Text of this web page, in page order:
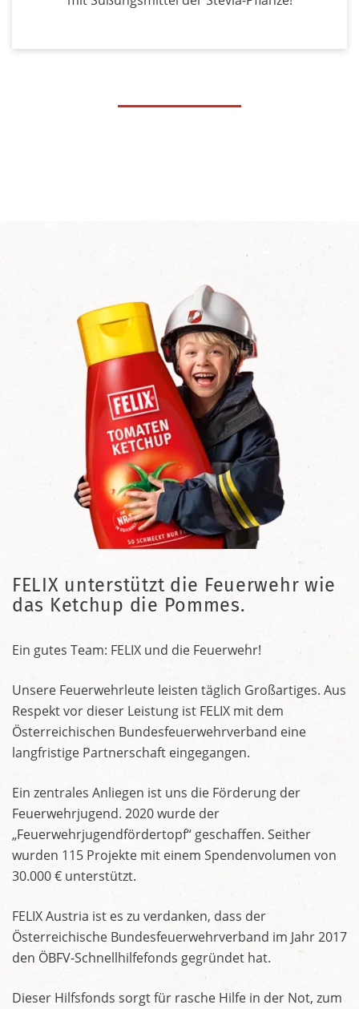
FELIX unterstützt die Feuerwehr wie
das Ketchup die Pommes.
Ein gutes Team: FELIX und die Feuerwehr!
Unsere Feuerwehrleute leisten täglich Großartiges. Aus
Respekt vor dieser Leistung ist FELIX mit dem
Österreichischen Bundesfeuerwehrverband eine
langfristige Partnerschaft eingegangen.
Ein zentrales Anliegen ist uns die Förderung der
Feuerwehrjugend. 2020 wurde der
„Feuerwehrjugendfördertopf“ geschaffen. Seither
wurden 115 Projekte mit einem Spendenvolumen von
30.000 € unterstützt.
FELIX Austria ist es zu verdanken, dass der
Österreichische Bundesfeuerwehrverband im Jahr 2017
den ÖBFV-Schnellhilfefonds gegründet hat.
Dieser Hilfsfonds sorgt für rasche Hilfe in der Not, zum